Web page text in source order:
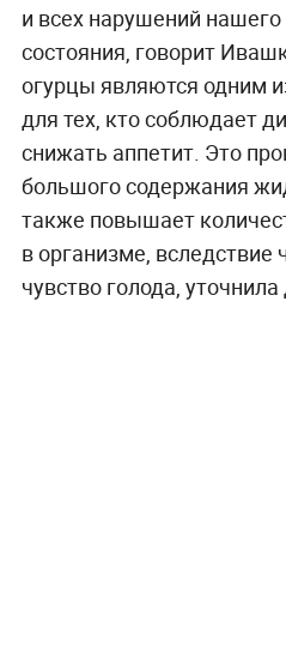
и всех нарушений нашего
состояния, говорит
огурцы являются одним
для тех, кто соблюдает
снижать аппетит. Это
большого содержания
также повышает
в организме, вследствие
чувство голода, уточнила